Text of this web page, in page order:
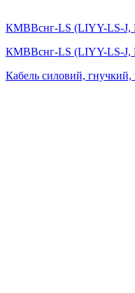
КМВВснг-LS (LIYY-LS-J,
КМВВснг-LS (LIYY-LS-J,
Кабель силовий, гнучкий,